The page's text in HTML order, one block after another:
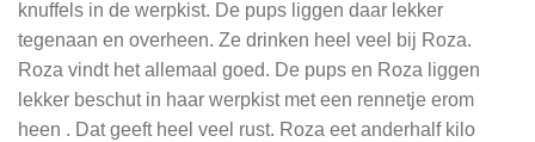
knuffels in de werpkist. De pups liggen daar lekker
tegenaan en overheen. Ze drinken heel veel bij Roza.
Roza vindt het allemaal goed. De pups en Roza liggen
lekker beschut in haar werpkist met een rennetje erom
heen . Dat geeft heel veel rust. Roza eet anderhalf kilo